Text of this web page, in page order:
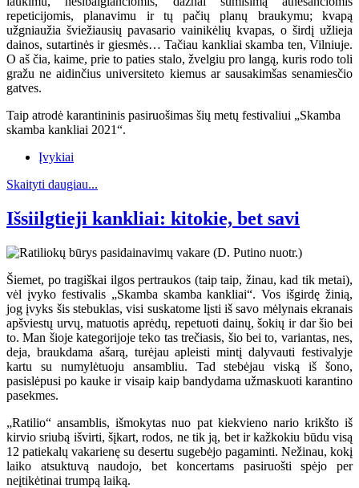
repeticijomis, planavimu ir tų pačių planų braukymu; kvapą
užgniaužia šviežiausių pavasario vainikėlių kvapas, o širdį užlieja
dainos, sutartinės ir giesmės… Tačiau kankliai skamba ten, Vilniuje.
O aš čia, kaime, prie to paties stalo, žvelgiu pro langą, kuris rodo toli
gražu ne aidinčius universiteto kiemus ar sausakimšas senamiesčio
gatves.
Taip atrodė karantininis pasiruošimas šių metų festivaliui „Skamba
skamba kankliai 2021“.
Įvykiai
Skaityti daugiau...
Išsiilgtieji kankliai: kitokie, bet savi
Šiemet, po tragiškai ilgos pertraukos (taip taip, žinau, kad tik metai),
vėl įvyko festivalis „Skamba skamba kankliai“. Vos išgirdę žinią,
jog įvyks šis stebuklas, visi suskatome lįsti iš savo mėlynais ekranais
apšviestų urvų, matuotis aprėdų, repetuoti dainų, šokių ir dar šio bei
to. Man šioje kategorijoje teko tas trečiasis, šio bei to, variantas, nes,
deja, braukdama ašarą, turėjau apleisti mintį dalyvauti festivalyje
kartu su numylėtuoju ansambliu. Tad stebėjau viską iš šono,
pasislėpusi po kauke ir visaip kaip bandydama užmaskuoti karantino
pasekmes.
„Ratilio“ ansamblis, išmokytas nuo pat kiekvieno nario krikšto iš
kirvio sriubą išvirti, šįkart, rodos, ne tik ją, bet ir kažkokiu būdu visą
12 patiekalų vakarienę su desertu sugebėjo pagaminti. Nežinau, kokį
laiko atsuktuvą naudojo, bet koncertams pasiruošti spėjo per
neįtikėtinai trumpą laiką.